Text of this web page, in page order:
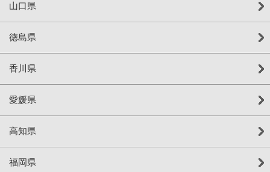
山口県
徳島県
香川県
愛媛県
高知県
福岡県